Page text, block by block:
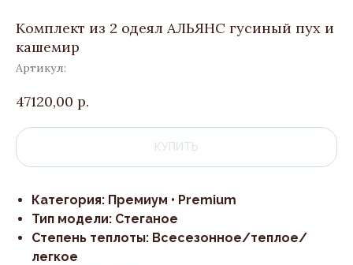
Комплект из 2 одеял АЛЬЯНС гусиный пух и
кашемир
Артикул:
47120,00 р.
КУПИТЬ
Категория: Премиум • Premium
Тип модели: Стеганое
Степень теплоты: Всесезонное/теплое/
легкое